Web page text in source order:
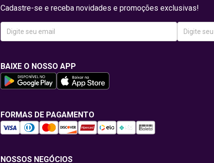
Cadastre-se e receba novidades e promoções exclusivas!
BAIXE O NOSSO APP
FORMAS DE PAGAMENTO
NOSSOS NEGÓCIOS